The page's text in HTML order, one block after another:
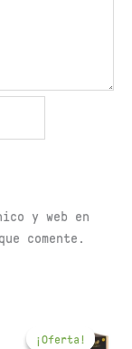
y web en
comente.
¡Oferta!
¡Oferta!precio